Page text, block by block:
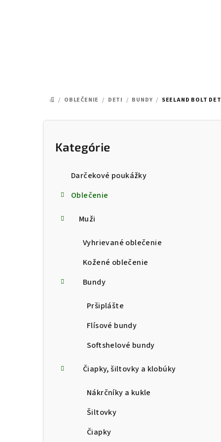
DOMOV
/ OBLEČENIE / DETI / BUNDY / SEELAND BOLT
Preskočiť
kategórie
Kategórie
Darčekové poukážky
Oblečenie
Muži
Vyhrievané oblečenie
Kožené oblečenie
Bundy
Pršiplášte
Flísové bundy
Softshelové bundy
Čiapky, šiltovky a klobúky
Nákrčníky a kukle
Šiltovky
Čiapky